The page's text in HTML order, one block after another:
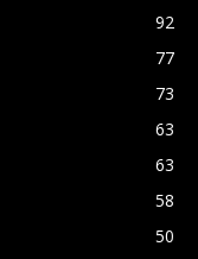
92
77
73
63
63
58
50